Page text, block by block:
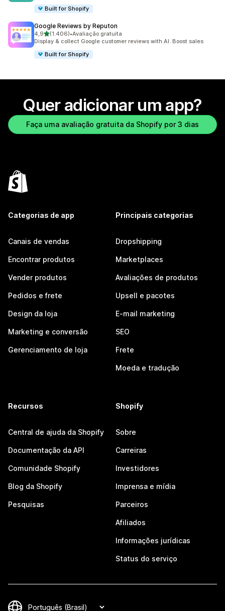
Built for Shopify
Google Reviews by Reputon
4,9de 5 estrelas
(1.406)
1406 avaliações ao todo
•Avaliação gratuita
Display & collect Google customer reviews with AI. Boost sales
Built for Shopify
Quer adicionar um app?
Faça uma avaliação gratuita da Shopify por 3 dias
Categorias de app
Canais de vendas
Encontrar produtos
Vender produtos
Pedidos e frete
Design da loja
Marketing e conversão
Gerenciamento de loja
Principais categorias
Dropshipping
Marketplaces
Avaliações de produtos
Upsell e pacotes
E-mail marketing
SEO
Frete
Moeda e tradução
Recursos
Central de ajuda da Shopify
Documentação da API
Comunidade Shopify
Blog da Shopify
Pesquisas
Shopify
Sobre
Carreiras
Investidores
Imprensa e mídia
Parceiros
Afiliados
Informações jurídicas
Status do serviço